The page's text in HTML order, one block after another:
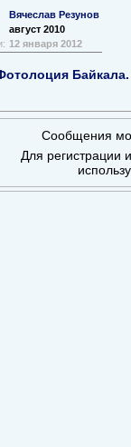
Вячеслав Резунов
август 2010
12 января 2012
Сообщения
Для регистрации